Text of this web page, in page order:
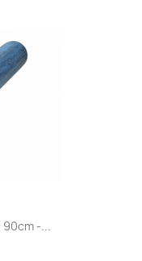
-...